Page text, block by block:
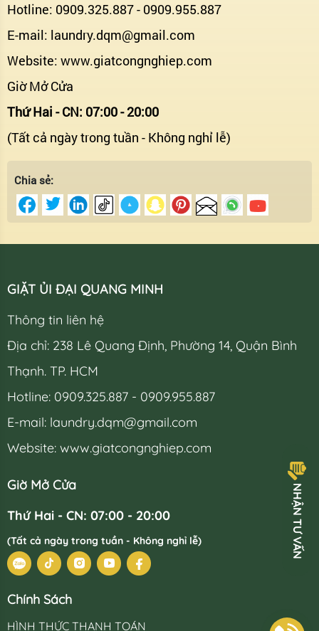
Hotline: 0909.325.887 - 0909.955.887
E-mail: laundry.dqm@gmail.com
Website: www.giatcongnghiep.com
Giờ Mở Cửa
Thứ Hai - CN: 07:00 - 20:00
(Tất cả ngày trong tuần - Không nghỉ lễ)
Chia sẻ:
GIẶT ỦI ĐẠI QUANG MINH
Thông tin liên hệ
Địa chỉ: 238 Lê Quang Định, Phường 14, Quận Bình
Thạnh. TP. HCM
Hotline: 0909.325.887 - 0909.955.887
E-mail: laundry.dqm@gmail.com
Website: www.giatcongnghiep.com
Giờ Mở Cửa
Thứ Hai - CN: 07:00 - 20:00
(Tất cả ngày trong tuần - Không nghỉ lễ)
Chính Sách
HÌNH THỨC THANH TOÁN
N
H
Ậ
N
T
Ư
V
Ấ
N